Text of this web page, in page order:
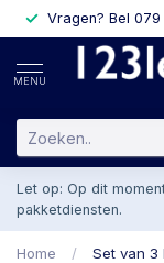
Vragen? Bel 079
MENU
Let op: Op dit
pakketdiensten.
Home /
Set van 3